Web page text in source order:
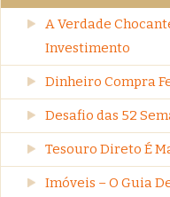
A Verdade
Investimento
Dinheiro Compra
Desafio das 52
Tesouro Direto É
Imóveis – O Guia